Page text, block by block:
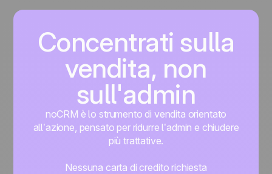
Concentrati sulla
vendita, non
sull'admin
noCRM è lo strumento di vendita orientato
all’azione, pensato per ridurre l’admin e chiudere
più trattative.
Nessuna carta di credito richiesta